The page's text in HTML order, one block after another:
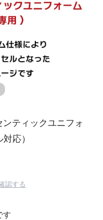
ティックユニフォ
応）
認する
す